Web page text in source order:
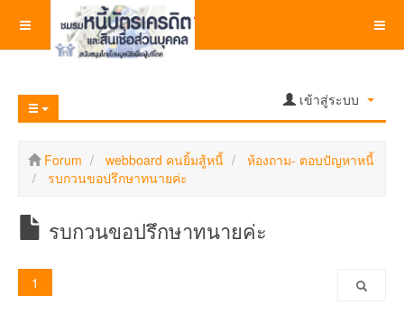
เข้าสู่ระบบ
Forum webboard คนยิ้มสู้หนี้
ห้องถาม- ตอบปัญหาหนี้
รบกวนขอปรึกษาทนายค่ะ
รบกวนขอปรึกษาทนายค่ะ
1